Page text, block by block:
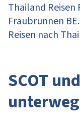
Thailand
Fraubrunnen
Reisen nach
SCOT